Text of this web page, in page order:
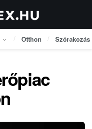
Otthon Szórakozás